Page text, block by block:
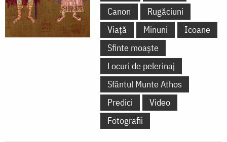
Canon
Rugăciuni
Viață
Minuni
Icoane
Sfinte moaște
Locuri de pelerinaj
Sfântul Munte Athos
Predici
Video
Fotografii